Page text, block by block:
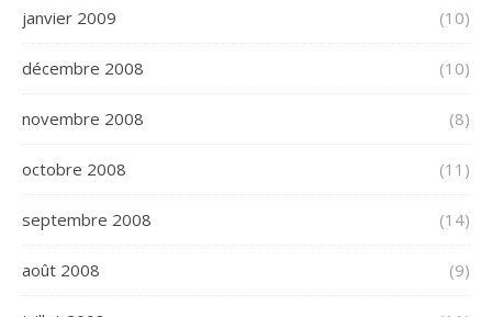
janvier 2009 (10)
décembre 2008 (10)
novembre 2008 (8)
octobre 2008 (11)
septembre 2008 (14)
août 2008 (9)